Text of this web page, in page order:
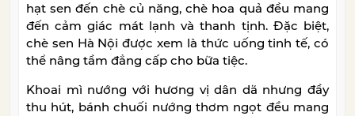
hạt sen đến chè củ năng, chè hoa quả đều mang
đến cảm giác mát lạnh và thanh tịnh. Đặc biệt,
chè sen Hà Nội được xem là thức uống tinh tế, có
thể nâng tầm đẳng cấp cho bữa tiệc.
Khoai mì nướng với hương vị dân dã nhưng đầy
thu hút, bánh chuối nướng thơm ngọt đều mang